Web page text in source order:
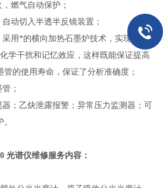
燃气自动保护；
动切入半透半反镜装置；
用*的横向加热石墨炉技术，实现了石
学干扰和记忆效应，这样既能保证提高
的使用寿命，保证了分析准确度；
；
；乙炔泄露报警；异常压力监测器；可
光谱仪维修服务内容：